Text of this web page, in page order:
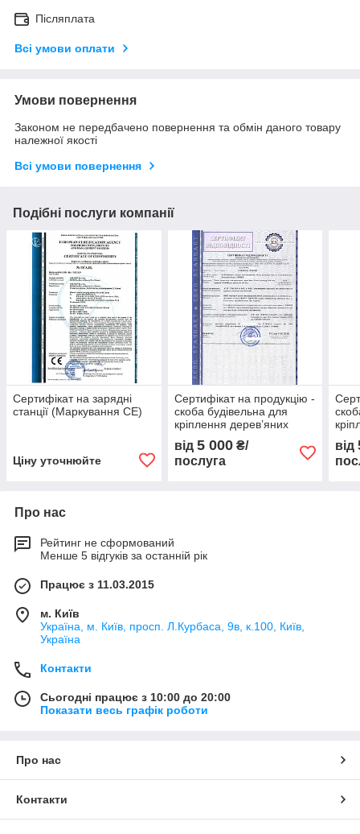
Післяплата
Всі умови оплати
Умови повернення
Законом не передбачено повернення та обмін даного товару
належної якості
Всі умови повернення
Подібні послуги компанії
Сертифікат на зарядні
станції (Маркування CE)
Ціну уточнюйте
Сертифікат на продукцію -
скоба будівельна для
кріплення дерев’яних
балок згідно ДСТУ
3760:2019.
від 5 000₴/
послуга
від
Про нас
Рейтинг не сформований
Менше 5 відгуків за останній рік
Працює з 11.03.2015
м. Київ
Україна, м. Київ, просп. Л.Курбаса, 9в, к.100, Київ,
Україна
Контакти
Сьогодні працює з 10:00 до 20:00
Показати весь графік роботи
Про нас
Контакти